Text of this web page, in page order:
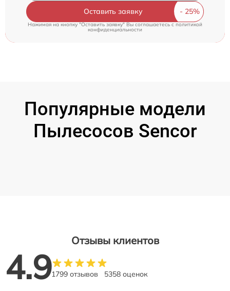
Оставить заявку
Нажимая на кнопку "Оставить заявку" Вы соглашаетесь cполитикой
конфиденциальности
Популярные модели
Пылесосов Sencor
Отзывы клиентов
4.91799 отзывов 5358 оценок